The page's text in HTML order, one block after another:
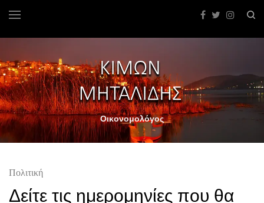
Οικονομολόγος
Πολιτική
Δείτε τις ημερομηνίες που θα